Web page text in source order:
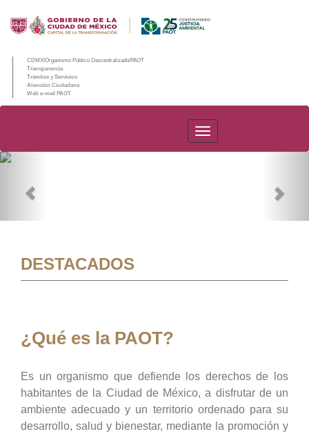
CDMX/Organismo Público Descentralizado/PAOT
Transparencia
Trámites y Servicios
Atención Ciudadana
Web e-mail PAOT
PAOT
DESTACADOS
¿Qué es la PAOT?
Es un organismo que defiende los derechos de los
habitantes de la Ciudad de México, a disfrutar de un
ambiente adecuado y un territorio ordenado para su
desarrollo, salud y bienestar, mediante la promoción y